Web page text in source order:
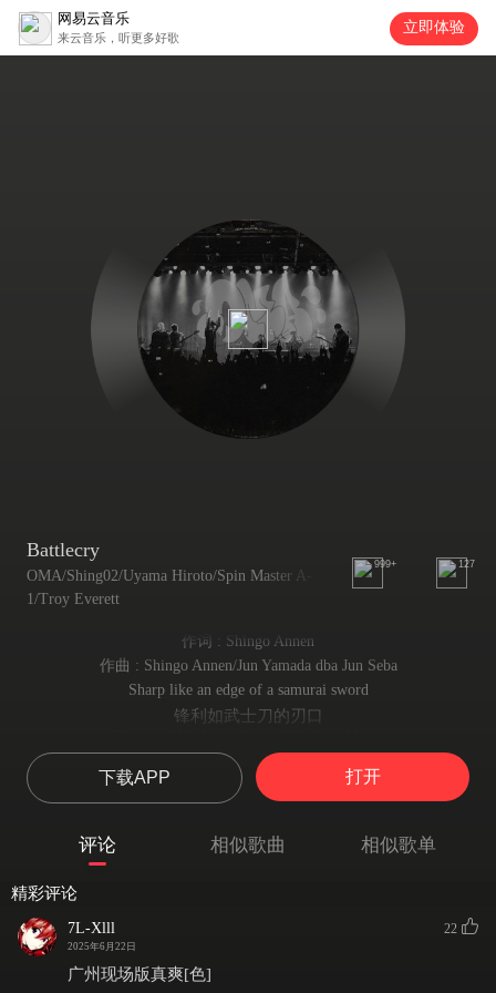
网易云音乐
来云音乐，听更多好歌
立即体验
Battlecry
OMA/Shing02/Uyama Hiroto/Spin Master A-
1/Troy Everett
999+ 127
作词 : Shingo Annen
作曲 : Shingo Annen/Jun Yamada dba Jun Seba
Sharp like an edge of a samurai sword
锋利如武士刀的刃口
金属刀锋 斩断血肉与白骨
Though my mind's at peace, the world out of order
我心中虽静 世间却无序
失了心头热 命途渐冷去
The elements compose a magnum opus
下载APP 打开
评论 相似歌曲 相似歌单
精彩评论
7L-Xlll
2025年6月22日
22
广州现场版真爽[色]